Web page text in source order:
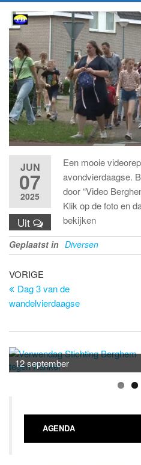
JUN
07
2025
Uit
Een mooie
avondvierdaagse.
door “Video
Klik op de foto en
bekijken
Geplaatst in Diversen
Bericht
navigatie
Vorig
bericht
VORIGE
Dag 3 van de
wandelvierdaagse
12 september
AGENDA